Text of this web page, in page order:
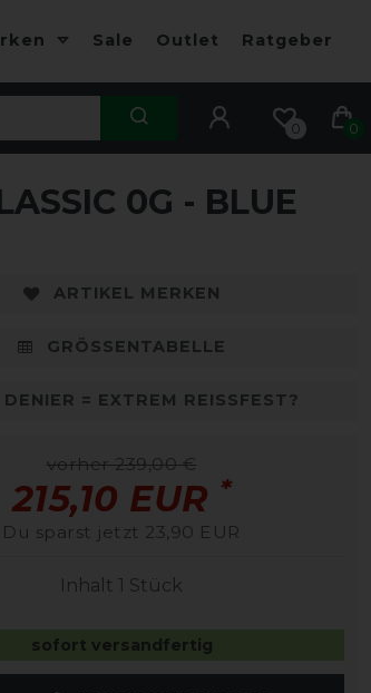
Sale Outlet Ratgeber
0 0
0G - BLUE
ARTIKEL MERKEN
GRÖSSENTABELLE
= EXTREM REISSFEST?
vorher 239,00 €
215,10 EUR *
Du sparst jetzt 23,90 EUR
Inhalt 1 Stück
sofort versandfertig